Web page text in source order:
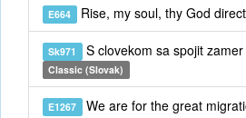
E664 Rise, my soul, thy God
Sk971 S clovekom sa spojit zamer
Classic (Slovak)
E1267 We are for the great